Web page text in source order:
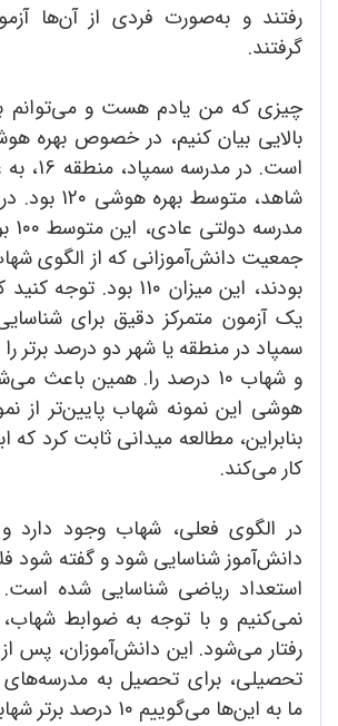
رفتند و به‌صورت فردی از آن‌ها
گرفتند.
چیزی که من یادم هست و می‌توانم
بالایی بیان کنیم، در خصوص بهره
است. در
شاهد، متوسط
جمعیت دانش‌آموزانی که از الگوی
بودند، این میزان 11٠
یک آزمون متمرکز دقیق برای
سمپاد در منطقه یا شهر دو درصد برتر
و شهاب 1٠ درصد را. همین
هوشی این نمونه شهاب پایین‌تر از
بنابراین، مطالعه میدانی ثابت کرد
کار می‌کند.
در الگوی فعلی، شهاب وجود دارد
دانش‌آموز شناسایی شود و گفته شود
استعداد ریاضی شناسایی شده است.
نمی‌کنیم و با توجه به ضوابط
رفتار می‌شود. این دانش‌آموزان، پس
تحصیلی، برای تحصیل به
ما به این‌ها می‌گوییم 1٠ درصد برتر شهابی.